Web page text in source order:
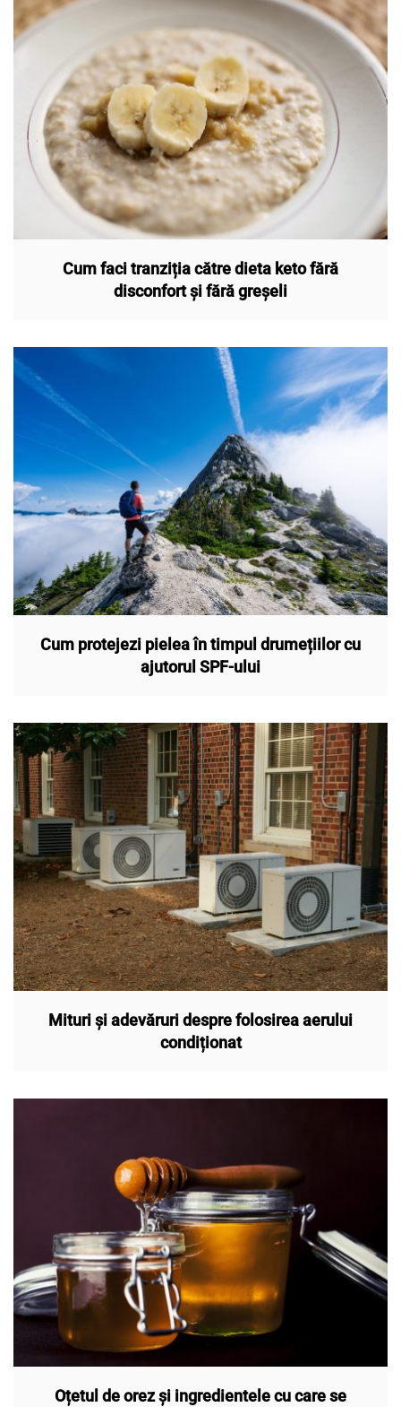
Cum faci tranziția către dieta keto fără
disconfort și fără greșeli
Cum protejezi pielea în timpul drumețiilor cu
ajutorul SPF-ului
Mituri și adevăruri despre folosirea aerului
condiționat
Oțetul de orez și ingredientele cu care se